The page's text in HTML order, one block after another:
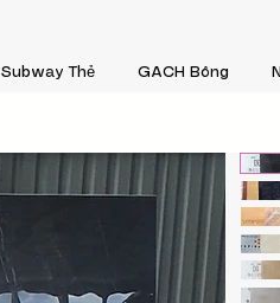
Subway Thẻ GACH Bông